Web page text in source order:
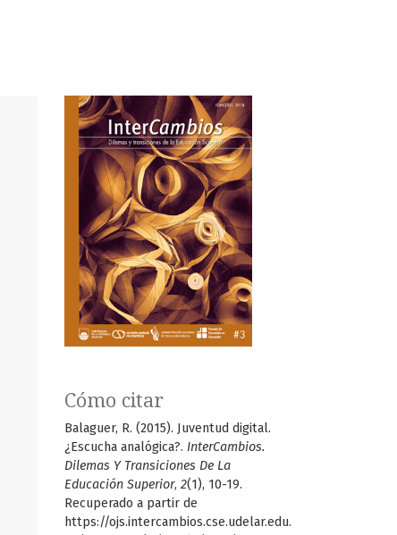
Cómo citar
Balaguer, R. (2015). Juventud digital.
¿Escucha analógica?. InterCambios.
Dilemas Y Transiciones De La
Educación Superior, 2(1), 10-19.
Recuperado a partir de
https://ojs.intercambios.cse.udelar.edu.